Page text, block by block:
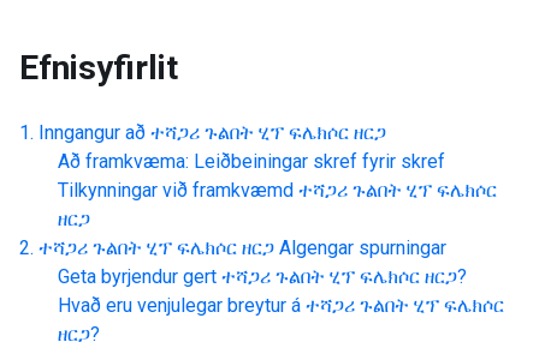
Efnisyfirlit
Inngangur að ተሻጋሪ ጉልበት ሂፕ ፍሌክሶር ዘርጋ
Að framkvæma: Leiðbeiningar skref fyrir skref
Tilkynningar við framkvæmd ተሻጋሪ ጉልበት ሂፕ ፍሌክሶር
ዘርጋ
ተሻጋሪ ጉልበት ሂፕ ፍሌክሶር ዘርጋ Algengar spurningar
Geta byrjendur gert ተሻጋሪ ጉልበት ሂፕ ፍሌክሶር ዘርጋ?
Hvað eru venjulegar breytur á ተሻጋሪ ጉልበት ሂፕ ፍሌክሶር
ዘርጋ?